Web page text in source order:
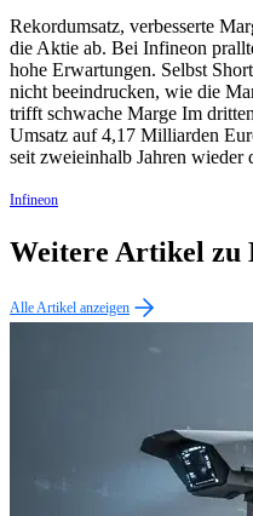
Rekordumsatz, verbesserte
die Aktie ab. Bei Infineon
hohe Erwartungen. Selbst
nicht beeindrucken, wie die
trifft schwache Marge Im
Umsatz auf 4,17 Milliarden
seit zweieinhalb Jahren
Infineon
Weitere Artikel zu
Alle Artikel anzeigen